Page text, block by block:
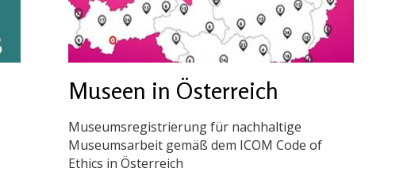
Museen in Österreich
Museumsregistrierung für nachhaltige
Museumsarbeit gemäß dem ICOM Code of
Ethics in Österreich